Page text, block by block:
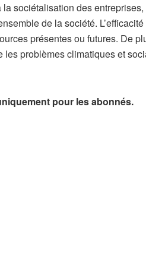
sociétalisation des entreprises,
de la société.
présentes ou futures. De
problèmes climatiques et
pour les abonnés.